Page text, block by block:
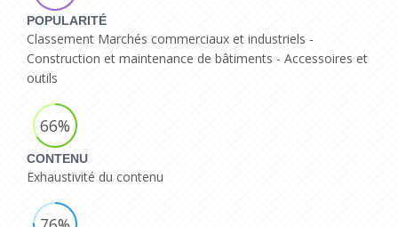
POPULARITÉ
Classement Marchés commerciaux et industriels -
Construction et maintenance de bâtiments - Accessoires et
outils
66%
CONTENU
Exhaustivité du contenu